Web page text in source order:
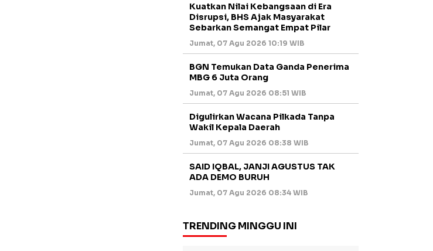
Kuatkan Nilai Kebangsaan di Era
Disrupsi, BHS Ajak Masyarakat
Sebarkan Semangat Empat Pilar
Jumat, 07 Agu 2026 10:19 WIB
BGN Temukan Data Ganda Penerima
MBG 6 Juta Orang
Jumat, 07 Agu 2026 08:51 WIB
Digulirkan Wacana Pilkada Tanpa
Wakil Kepala Daerah
Jumat, 07 Agu 2026 08:38 WIB
SAID IQBAL, JANJI AGUSTUS TAK
ADA DEMO BURUH
Jumat, 07 Agu 2026 08:34 WIB
TRENDING MINGGU INI